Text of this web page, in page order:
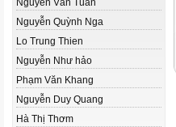
Nguyễn Văn Tuấn
Nguyễn Quỳnh Nga
Lo Trung Thien
Nguyễn Như hảo
Phạm Văn Khang
Nguyễn Duy Quang
Hà Thị Thơm